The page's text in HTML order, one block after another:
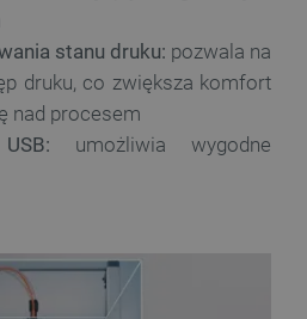
stanu druku: pozwala na
druku, co zwiększa komfort
nad procesem
umożliwia wygodne